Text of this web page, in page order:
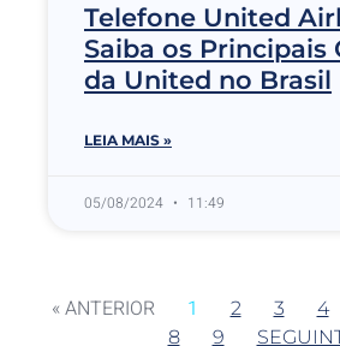
Telefone United
Saiba os Principais
da United no Brasil
LEIA MAIS »
05/08/2024 11:49
« ANTERIOR 1 2 3 4
8
9